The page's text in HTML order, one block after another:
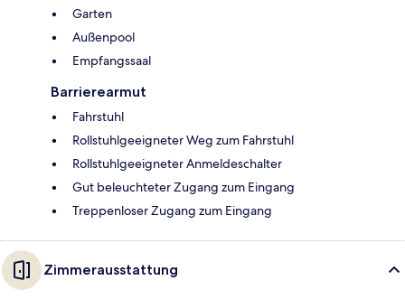
Garten
Außenpool
Empfangssaal
Barrierearmut
Fahrstuhl
Rollstuhlgeeigneter Weg zum Fahrstuhl
Rollstuhlgeeigneter Anmeldeschalter
Gut beleuchteter Zugang zum Eingang
Treppenloser Zugang zum Eingang
Zimmerausstattung